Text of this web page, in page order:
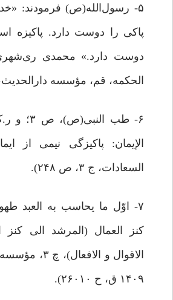
۵- رسول‌الله(ص) فرمودند:
پاکی را دوست دارد. پاکیزه
دوست دارد.» محمدی
الحکمه، قم، مؤسسه دارالحدیث، ح
۶- طب
الإیمان: پاکیزگی نیمی از
السعادات، ج ۳، ص ۲۴۸).
۷- اوّل ما یحاسب به العبد
کنز العمال (المرشد الی
الاقوال و
۱۴۰۹ ق، ح ۲۶۰۱۰).